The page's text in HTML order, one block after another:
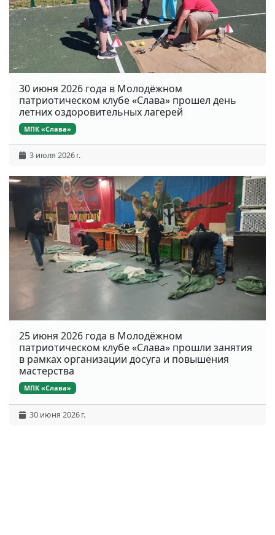
30 июня 2026 года в Молодёжном
патриотическом клубе «Слава» прошел день
летних оздоровительных лагерей
МПК «Слава»
3 июля 2026 г.
25 июня 2026 года в Молодёжном
патриотическом клубе «Слава» прошли занятия
в рамках организации досуга и повышения
мастерства
МПК «Слава»
30 июня 2026 г.